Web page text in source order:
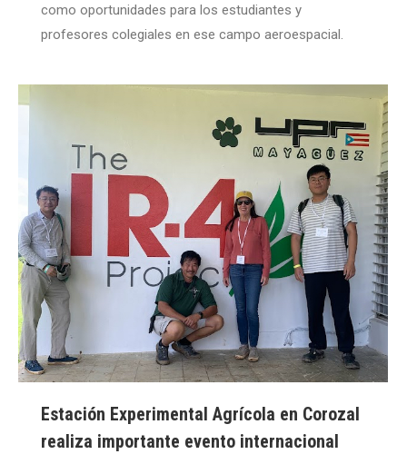
como oportunidades para los estudiantes y
profesores colegiales en ese campo aeroespacial.
Estación Experimental Agrícola en Corozal
realiza importante evento internacional